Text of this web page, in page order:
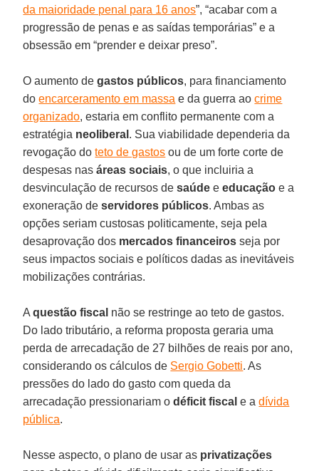
da maioridade penal para 16 anos”, “acabar com a
progressão de penas e as saídas temporárias” e a
obsessão em “prender e deixar preso”.
O aumento degastos públicos, para financiamento
doencarceramento em massa e da guerra aocrime
organizado, estaria em conflito permanente com a
estratégia neoliberal . Sua viabilidade dependeria da
revogação doteto de gastos ou de um forte corte de
despesas nasáreas sociais, o que incluiria a
desvinculação de recursos desaúde eeducação e a
exoneração deservidores públicos. Ambas as
opções seriam custosas politicamente, seja pela
desaprovação dos mercados financeiros seja por
seus impactos sociais e políticos dadas as inevitáveis
mobilizações contrárias.
Aquestão fiscal não se restringe ao teto de gastos.
Do lado tributário, a reforma proposta geraria uma
perda de arrecadação de 27 bilhões de reais por ano,
considerando os cálculos de Sergio Gobetti. As
pressões do lado do gasto com queda da
arrecadação pressionariam odéficit fiscal e adívida
pública.
Nesse aspecto, o plano de usar as privatizações